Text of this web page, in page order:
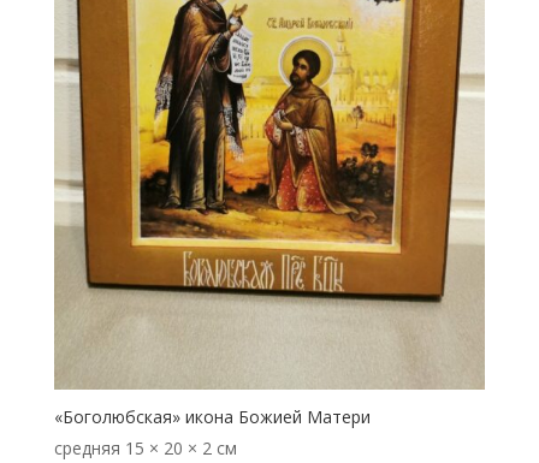
«Боголюбская» икона Божией Матери
средняя 15 × 20 × 2 см